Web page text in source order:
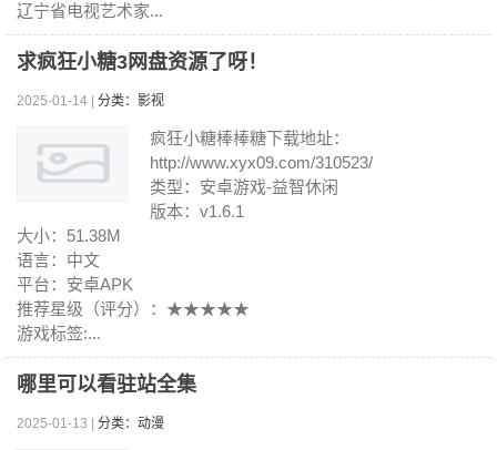
辽宁省电视艺术家...
求疯狂小糖3网盘资源了呀！
2025-01-14 | 分类：影视
疯狂小糖棒棒糖下载地址：
http://www.xyx09.com/310523/
类型：安卓游戏-益智休闲
版本：v1.6.1
大小：51.38M
语言：中文
平台：安卓APK
推荐星级（评分）：★★★★★
游戏标签:...
哪里可以看驻站全集
2025-01-13 | 分类：动漫